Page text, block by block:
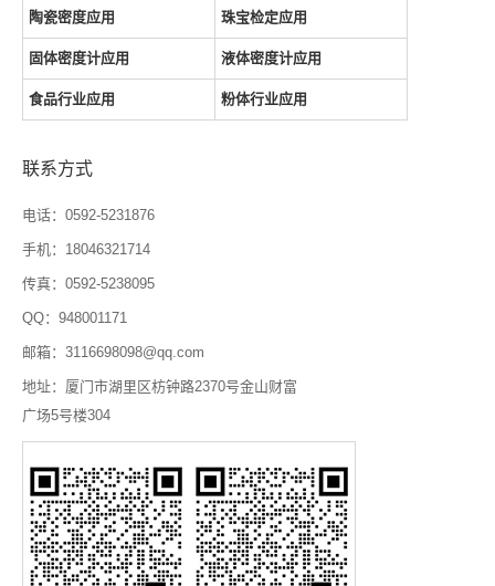
陶瓷密度应用 珠宝检定应用
固体密度计应用 液体密度计应用
食品行业应用 粉体行业应用
联系方式
电话：0592-5231876
手机：18046321714
传真：0592-5238095
QQ：948001171
邮箱：3116698098@qq.com
地址：厦门市湖里区枋钟路2370号金山财富
广场5号楼304